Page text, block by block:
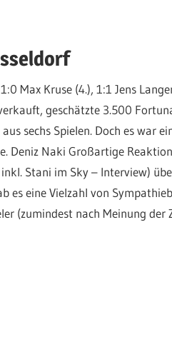
Max Kruse (4.), 1:1 Jens
geschätzte 3.500
sechs Spielen. Doch es war
Deniz Naki Großartige
Stani im Sky – Interview)
es eine Vielzahl von
(zumindest nach Meinung der